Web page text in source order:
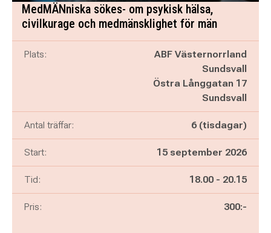
MedMÄNniska sökes- om psykisk hälsa,
civilkurage och medmänsklighet för män
Plats:
ABF Västernorrland
Sundsvall
Östra Långgatan 17
Sundsvall
Antal träffar: 6 (tisdagar)
Start: 15 september 2026
Tid: Pågår mellan
18.00 - och
20.15
Pris: 300:-